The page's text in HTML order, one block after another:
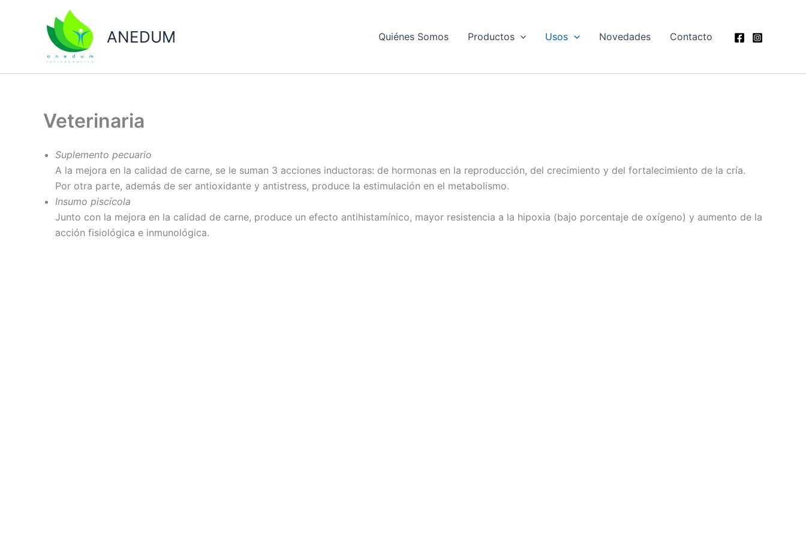
ANEDUM Quiénes Somos Productos Usos Novedades Contacto
Veterinaria
Suplemento pecuario
A la mejora en la calidad de carne, se le suman 3 acciones inductoras: de hormonas en la reproducción, del crecimiento y del fortalecimiento de la cría.
Por otra parte, además de ser antioxidante y antistress, produce la estimulación en el metabolismo.
Insumo piscícola
Junto con la mejora en la calidad de carne, produce un efecto antihistamínico, mayor resistencia a la hipoxia (bajo porcentaje de oxígeno) y aumento de la
acción fisiológica e inmunológica.